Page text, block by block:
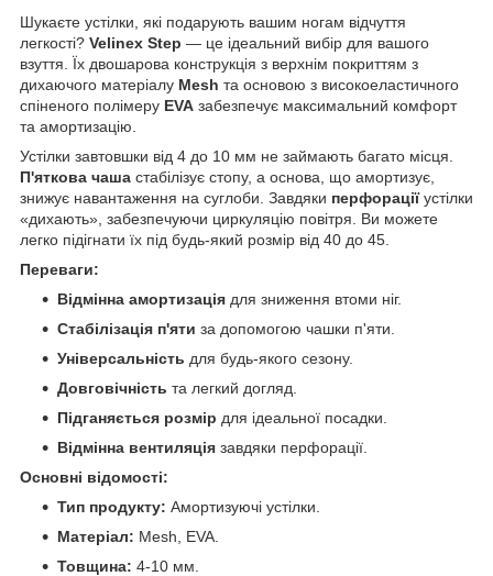
Шукаєте устілки, які подарують вашим ногам відчуття
легкості? Velinex Step — це ідеальний вибір для вашого
взуття. Їх двошарова конструкція з верхнім покриттям з
дихаючого матеріалу Mesh та основою з високоеластичного
спіненого полімеру EVA забезпечує максимальний комфорт
та амортизацію.
Устілки завтовшки від 4 до 10 мм не займають багато місця.
П'яткова чаша стабілізує стопу, а основа, що амортизує,
знижує навантаження на суглоби. Завдяки перфораціїустілки
«дихають», забезпечуючи циркуляцію повітря. Ви можете
легко підігнати їх під будь-який розмір від 40 до 45.
Переваги:
Відмінна амортизація для зниження втоми ніг.
Стабілізація п'яти за допомогою чашки п'яти.
Універсальність для будь-якого сезону.
Довговічність та легкий догляд.
Підганяється розмір для ідеальної посадки.
Відмінна вентиляція завдяки перфорації.
Основні відомості:
Тип продукту: Амортизуючі устілки.
Матеріал: Mesh, EVA.
Товщина: 4-10 мм.